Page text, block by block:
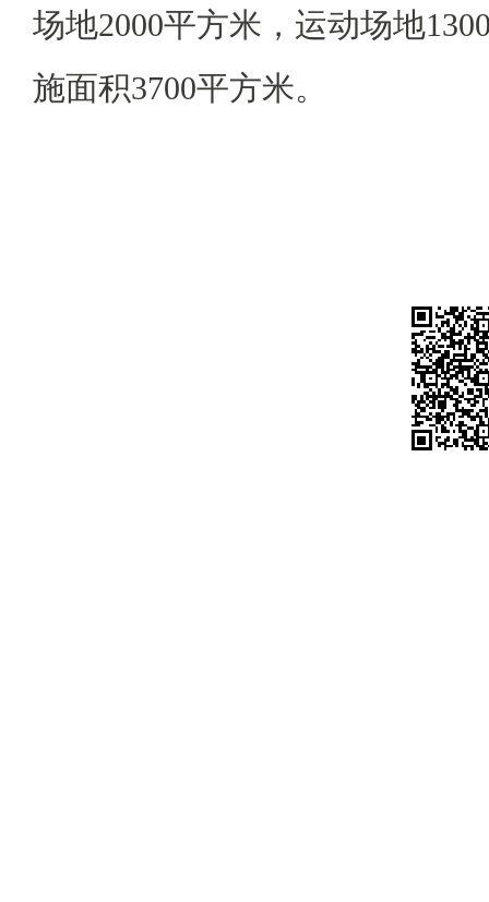
场地2000平方米，运动场地
施面积3700平方米。